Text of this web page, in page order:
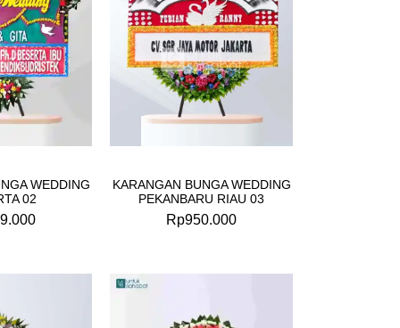
WEDDING
02
KARANGAN BUNGA WEDDING
PEKANBARU RIAU 03
Rp950.000
Current